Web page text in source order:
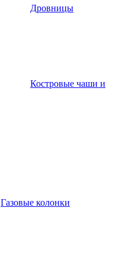
Дровницы
Костровые чаши и
Газовые колонки